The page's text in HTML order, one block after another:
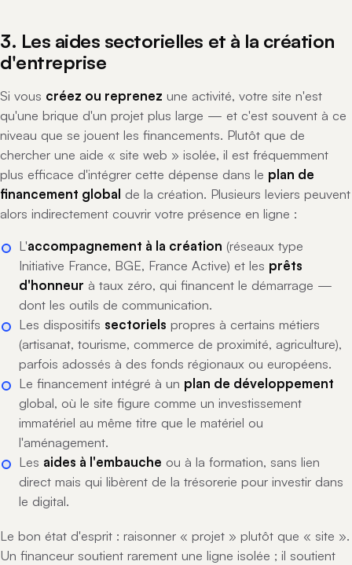
3. Les aides sectorielles et à la création
d'entreprise
Si vous créez ou reprenez une activité, votre site n'est
qu'une brique d'un projet plus large — et c'est souvent à ce
niveau que se jouent les financements. Plutôt que de
chercher une aide « site web » isolée, il est fréquemment
plus efficace d'intégrer cette dépense dans le plan de
financement global de la création. Plusieurs leviers peuvent
alors indirectement couvrir votre présence en ligne :
L'accompagnement à la création (réseaux type
Initiative France, BGE, France Active) et les prêts
d'honneur à taux zéro, qui financent le démarrage —
dont les outils de communication.
Les dispositifs sectoriels propres à certains métiers
(artisanat, tourisme, commerce de proximité, agriculture),
parfois adossés à des fonds régionaux ou européens.
Le financement intégré à un plan de développement
global, où le site figure comme un investissement
immatériel au même titre que le matériel ou
l'aménagement.
Les aides à l'embauche ou à la formation, sans lien
direct mais qui libèrent de la trésorerie pour investir dans
le digital.
Le bon état d'esprit : raisonner « projet » plutôt que « site ».
Un financeur soutient rarement une ligne isolée ; il soutient